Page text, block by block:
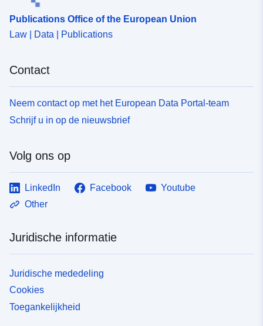
Publications Office of the European Union
Law | Data | Publications
Contact
Neem contact op met het European Data Portal-team
Schrijf u in op de nieuwsbrief
Volg ons op
LinkedIn Facebook
Youtube
Other
Juridische informatie
Juridische mededeling
Cookies
Toegankelijkheid